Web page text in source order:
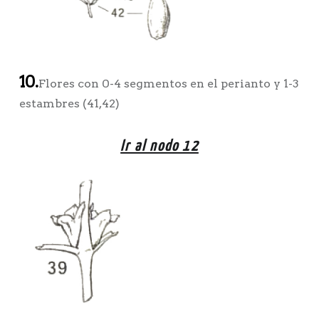
10.Flores con 0-4 segmentos en el perianto y 1-3
estambres (41,42)
Ir al nodo 12